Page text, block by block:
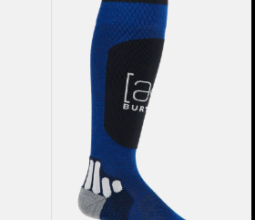
Endurance
Socken